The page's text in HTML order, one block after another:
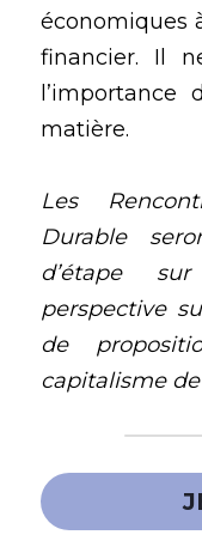
économiques
financier. Il
matière.
Les
Durable
d’étape
perspective
de
capitalisme